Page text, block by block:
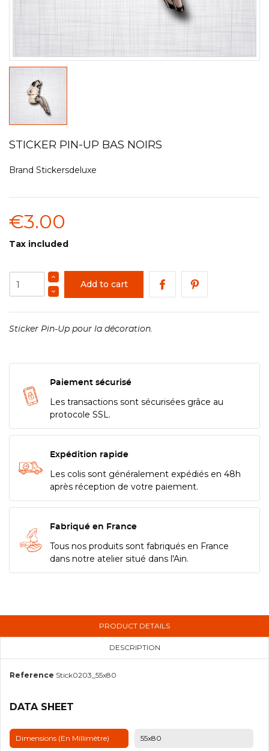
STICKER PIN-UP BAS NOIRS
Brand Stickersdeluxe
€3.00
Tax included
Add to cart
Sticker Pin-Up pour la décoration.
Paiement sécurisé
Les transactions sont sécurisées grâce au
protocole SSL.
Expédition rapide
Les colis sont généralement expédiés en 48h
après réception de votre paiement.
Fabriqué en France
Tous nos produits sont fabriqués en France
dans notre atelier situé dans l'Ain.
PRODUCT DETAILS
DESCRIPTION
Reference Stick0203_55x80
DATA SHEET
Dimensions (en Millimètre) 55x80